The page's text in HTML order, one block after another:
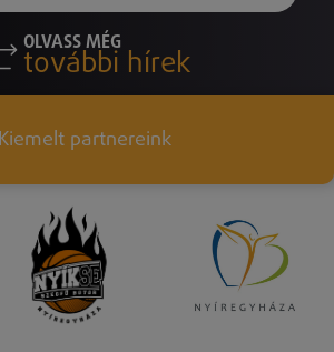
OLVASS MÉG
további hírek
Kiemelt partnereink